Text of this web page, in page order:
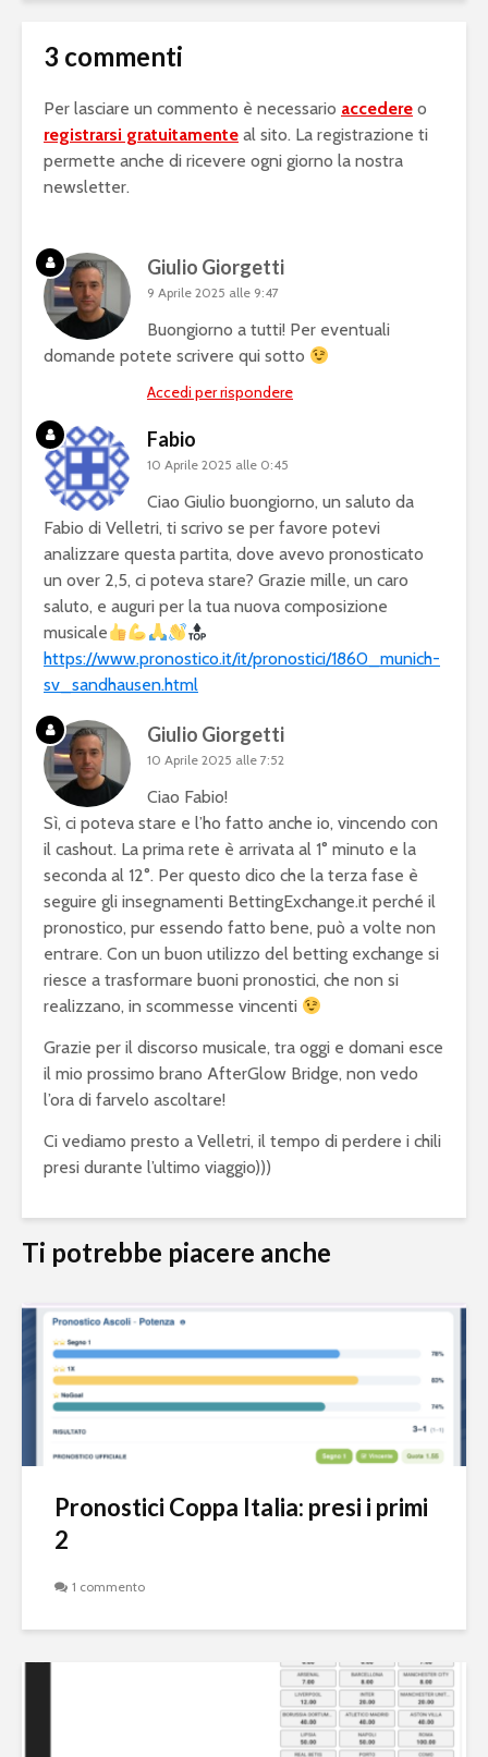
3 commenti
Per lasciare un commento è necessario accedere o
registrarsi gratuitamente al sito. La registrazione ti
permette anche di ricevere ogni giorno la nostra
newsletter.
Giulio Giorgetti
9 Aprile 2025 alle 9:47
Buongiorno a tutti! Per eventuali
domande potete scrivere qui sotto
Accedi per rispondere
Fabio
10 Aprile 2025 alle 0:45
Ciao Giulio buongiorno, un saluto da
Fabio di Velletri, ti scrivo se per favore potevi
analizzare questa partita, dove avevo pronosticato
un over 2,5, ci poteva stare? Grazie mille, un caro
saluto, e auguri per la tua nuova composizione
musicale
https://www.pronostico.it/it/pronostici/1860_munich-
sv_sandhausen.html
Giulio Giorgetti
10 Aprile 2025 alle 7:52
Ciao Fabio!
Sì, ci poteva stare e l’ho fatto anche io, vincendo con
il cashout. La prima rete è arrivata al 1° minuto e la
seconda al 12°. Per questo dico che la terza fase è
seguire gli insegnamenti BettingExchange.it perché il
pronostico, pur essendo fatto bene, può a volte non
entrare. Con un buon utilizzo del betting exchange si
riesce a trasformare buoni pronostici, che non si
realizzano, in scommesse vincenti
Grazie per il discorso musicale, tra oggi e domani esce
il mio prossimo brano AfterGlow Bridge, non vedo
l’ora di farvelo ascoltare!
Ci vediamo presto a Velletri, il tempo di perdere i chili
presi durante l’ultimo viaggio)))
Ti potrebbe piacere anche
Pronostici Coppa Italia: presi i primi
2
1 commento